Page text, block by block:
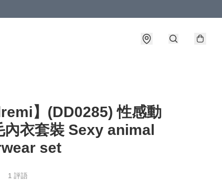
】(DD0285) 性感動
內衣套裝 Sexy animal
set
1 評語